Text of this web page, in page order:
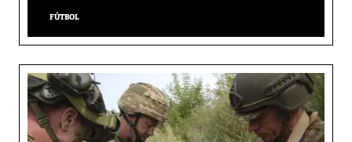
FÚTBOL